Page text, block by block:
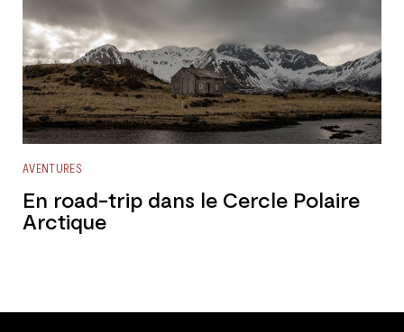
AVENTURES
En road-trip dans le Cercle Polaire
Arctique